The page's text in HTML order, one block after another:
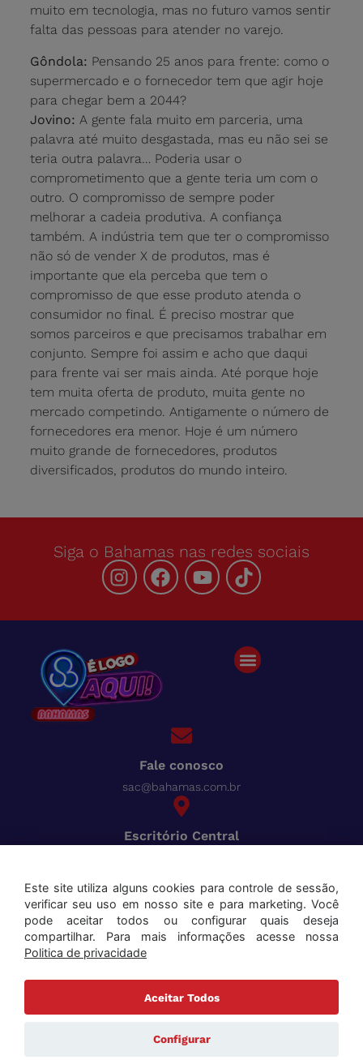
muito em tecnologia, mas no futuro vamos sentir
falta das pessoas para atender no varejo.
Gôndola: Pensando 25 anos para frente: como o
supermercado e o fornecedor tem que agir hoje
para chegar bem a 2044?
Jovino: A gente fala muito em parceria, uma
palavra até muito desgastada, mas eu não sei se
teria outra palavra… Poderia usar o
comprometimento que a gente teria um com o
outro. O compromisso de sempre poder
melhorar a cadeia produtiva. A confiança
também. A indústria tem que ter o compromisso
não só de vender X de produtos, mas é
importante que ela perceba que tem o
compromisso de que esse produto atenda o
consumidor no final. É preciso mostrar que
somos parceiros e que precisamos trabalhar em
conjunto. Sempre foi assim e acho que daqui
para frente vai ser mais ainda. Até porque hoje
tem muita oferta de produto, muita gente no
mercado competindo. Antigamente o número de
fornecedores era menor. Hoje é um número
muito grande de fornecedores, produtos
diversificados, produtos do mundo inteiro.
Siga o Bahamas nas redes sociais
Fale conosco
sac@bahamas.com.br
Escritório Central
Cred
Aceitamos os seguintes cartões:
Este site utiliza alguns cookies para controle de sessão,
verificar seu uso em nosso site e para marketing. Você
pode aceitar todos ou configurar quais deseja
compartilhar. Para mais informações acesse nossa
Politica de privacidade
Aceitar Todos
Configurar